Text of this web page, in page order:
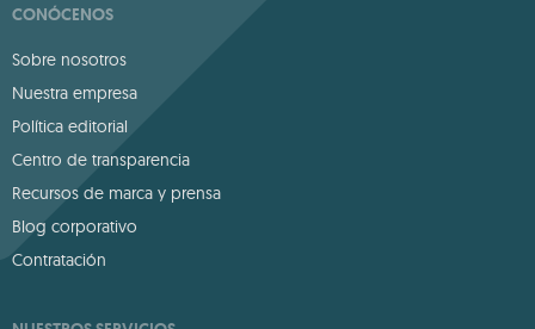
CONÓCENOS
Sobre nosotros
Nuestra empresa
Política editorial
Centro de transparencia
Recursos de marca y prensa
Blog corporativo
Contratación